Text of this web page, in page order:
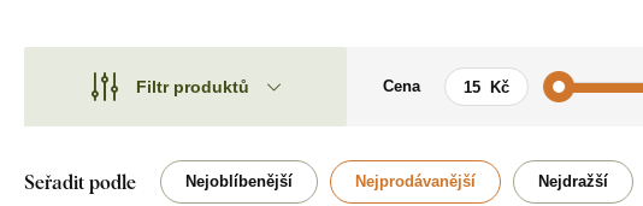
Filtr produktů
Motiv Cena
Motiv
Auta
Seřadit podle Nejoblíbenější Nejprodávanější Nejdražší